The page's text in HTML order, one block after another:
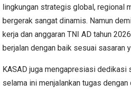
lingkungan strategis global, regional
bergerak sangat dinamis. Namun
kerja dan anggaran TNI AD tahun
berjalan dengan baik sesuai sasaran
KASAD juga mengapresiasi dedikasi
selama ini menjalankan tugas